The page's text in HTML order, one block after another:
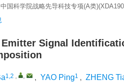
中国科学院战略先导科技专项(A类
Emitter Signal
1,2 , , , YAO Ping1 , ZHENG